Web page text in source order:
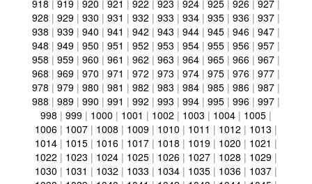
918 | 919 | 920 | 921 | 922 | 923 | 924 | 925 | 926 | 927 |
928 | 929 | 930 | 931 | 932 | 933 | 934 | 935 | 936 | 937 |
938 | 939 | 940 | 941 | 942 | 943 | 944 | 945 | 946 | 947 |
948 | 949 | 950 | 951 | 952 | 953 | 954 | 955 | 956 | 957 |
958 | 959 | 960 | 961 | 962 | 963 | 964 | 965 | 966 | 967 |
968 | 969 | 970 | 971 | 972 | 973 | 974 | 975 | 976 | 977 |
978 | 979 | 980 | 981 | 982 | 983 | 984 | 985 | 986 | 987 |
988 | 989 | 990 | 991 | 992 | 993 | 994 | 995 | 996 | 997 |
998 | 999 | 1000 | 1001 | 1002 | 1003 | 1004 | 1005 |
1006 | 1007 | 1008 | 1009 | 1010 | 1011 | 1012 | 1013 |
1014 | 1015 | 1016 | 1017 | 1018 | 1019 | 1020 | 1021 |
1022 | 1023 | 1024 | 1025 | 1026 | 1027 | 1028 | 1029 |
1030 | 1031 | 1032 | 1033 | 1034 | 1035 | 1036 | 1037 |